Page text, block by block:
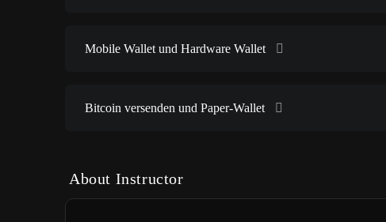
Mobile Wallet und Hardware Wallet
Bitcoin versenden und Paper-Wallet
About Instructor